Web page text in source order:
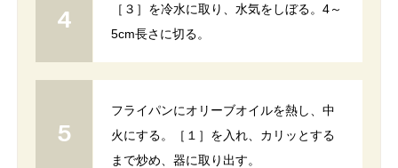
［３］を冷水に取り、水気をしぼる。4～
5cm長さに切る。
フライパンにオリーブオイルを熱し、中
火にする。［１］を入れ、カリッとする
まで炒め、器に取り出す。